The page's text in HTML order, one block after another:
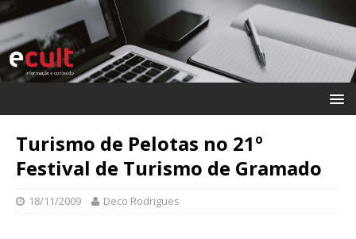
Turismo de Pelotas no 21º
Festival de Turismo de Gramado
18/11/2009 Deco Rodrigues